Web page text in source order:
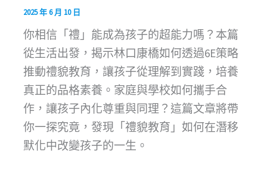
2025 年 6 月 10 日
你相信「禮」能成為孩子的超能力嗎？本篇
從生活出發，揭示林口康橋如何透過6E策略
推動禮貌教育，讓孩子從理解到實踐，培養
真正的品格素養。家庭與學校如何攜手合
作，讓孩子內化尊重與同理？這篇文章將帶
你一探究竟，發現「禮貌教育」如何在潛移
默化中改變孩子的一生。